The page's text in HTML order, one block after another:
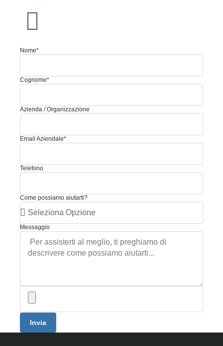
Nome*
Cognome*
Azienda / Organizzazione
Email Aziendale*
Telefono
Come possiamo aiutarti?
Messaggio
Invia